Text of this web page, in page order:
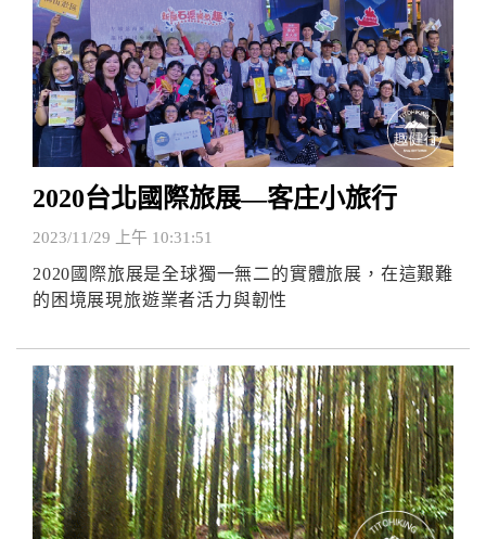
2020台北國際旅展—客庄小旅行
2023/11/29 上午 10:31:51
2020國際旅展是全球獨一無二的實體旅展，在這艱難
的困境展現旅遊業者活力與韌性